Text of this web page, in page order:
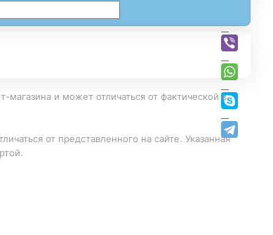
магазина и может отличаться от фактической в
от представленного на сайте. Указанная